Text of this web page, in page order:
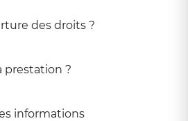
des droits ?
?
informations